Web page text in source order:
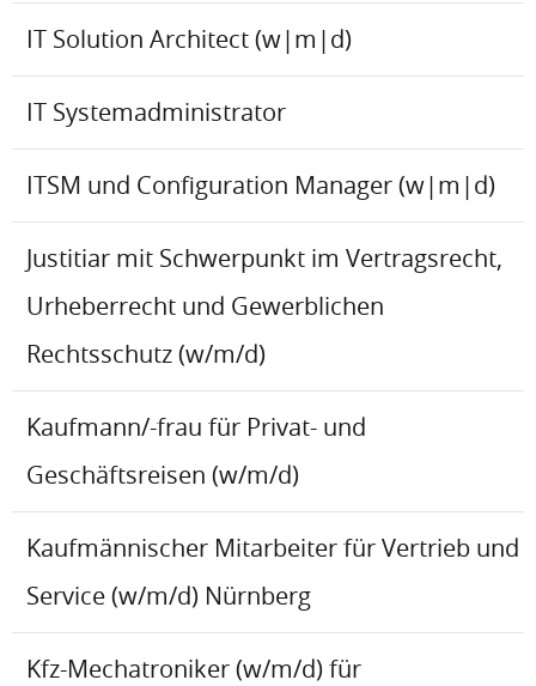
IT Solution Architect (w|m|d)
IT Systemadministrator
ITSM und Configuration Manager (w|m|d)
Justitiar mit Schwerpunkt im Vertragsrecht,
Urheberrecht und Gewerblichen
Rechtsschutz (w/m/d)
Kaufmann/-frau für Privat- und
Geschäftsreisen (w/m/d)
Kaufmännischer Mitarbeiter für Vertrieb und
Service (w/m/d) Nürnberg
Kfz-Mechatroniker (w/m/d) für